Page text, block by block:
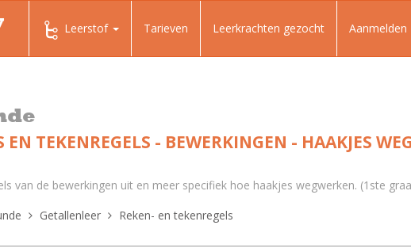
Leerstof Tarieven Leerkrachten gezocht Aanmelden
EN TEKENREGELS - BEWERKINGEN - HAAKJES
van de bewerkingen uit en meer specifiek hoe haakjes wegwerken. (1ste
Getallenleer Reken- en tekenregels